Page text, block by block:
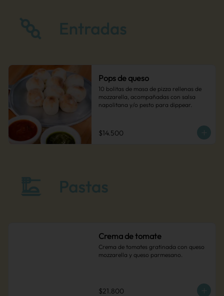
Pops de queso
10 bolitas de masa de pizza rellenas de
mozzarella, acompañadas con salsa
napolitana y/o pesto para dippear.
$14.500
Crema de tomate
Crema de tomates gratinada con queso
mozzarella y queso parmesano.
$21.800